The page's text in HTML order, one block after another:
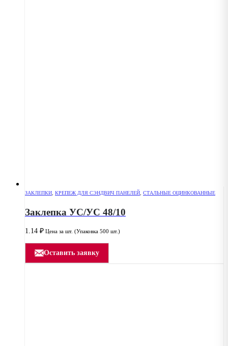
ЗАКЛЕПКИ КРЕПЕЖ ДЛЯ СЭНДВИЧ ПАНЕЛЕЙ СТАЛЬНЫЕ ОЦИНКОВАННЫЕ
Заклепка УС/УС 48/10
1.14 ₽ Цена за шт. (Упаковка 500 шт.)
Оставить заявку